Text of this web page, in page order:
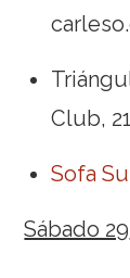
Club,
Sofa
Sábado 29